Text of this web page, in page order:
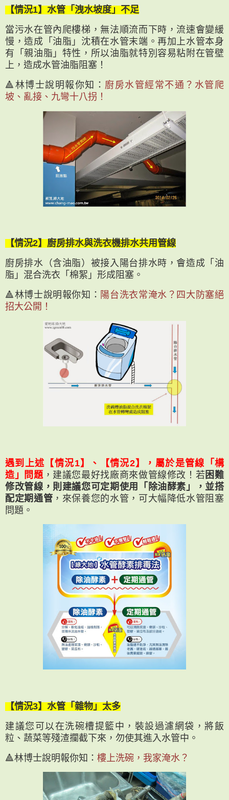
【情況1】水管「洩水坡度」不足
當污水在管內爬樓梯，無法順流而下時，流速會變緩
慢，造成「油脂」沈積在水管末端。再加上水管本身
有「親油脂」特性，所以油脂就特別容易粘附在管壁
上，造成水管油脂阻塞！
🔺林博士說明報你知： 廚房水管經常不通？水管爬
坡、亂接、九彎十八拐！
【情況2】廚房排水與洗衣機排水共用管線
廚房排水（含油脂）被接入陽台排水時，會造成「油
脂」混合洗衣「棉絮」形成阻塞。
🔺林博士說明報你知： 陽台洗衣常淹水？四大防塞絕
招大公開！
遇到上述【情況1】、【情況2】，屬於是管線「構
造」問題 ，建議您最好找廠商來做管線修改！若 困難
修改管線，則建議您可定期使用「除油酵素」，並搭
配定期通管 ，來保養您的水管，可大幅降低水管阻塞
問題。
【情況3】水管「雜物」太多
建議您可以在洗碗槽提籃中，裝設過濾網袋，將飯
粒、蔬菜等殘渣攔截下來，勿使其進入水管中。
🔺林博士說明報你知： 樓上洗碗，我家淹水？